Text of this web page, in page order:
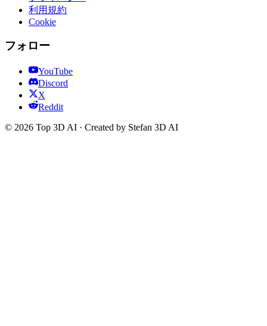
利用規約
Cookie
フォロー
YouTube
Discord
X
Reddit
© 2026 Top 3D AI · Created by Stefan 3D AI